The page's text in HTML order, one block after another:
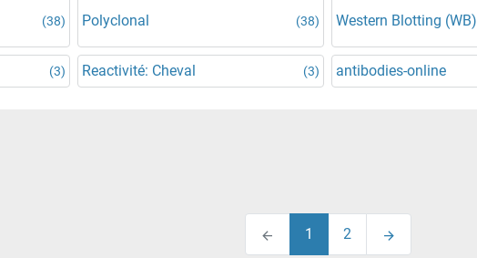
(38) Polyclonal (38) Western Blotting (WB)
(3) Reactivité: Cheval (3) antibodies-online
1 2